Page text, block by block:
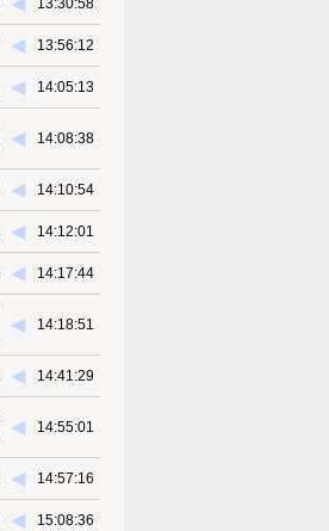
13:30:58
13:56:12
◀︎
14:05:13
◀︎
14:08:38
◀︎
14:10:54
◀︎
14:12:01
◀︎
14:17:44
◀︎
14:18:51
◀︎
14:41:29
◀︎
14:55:01
◀︎
14:57:16
◀︎
15:08:36
◀︎